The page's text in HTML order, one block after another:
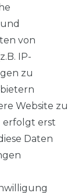
von
IP-
zu
Website zu
erfolgt erst
Daten